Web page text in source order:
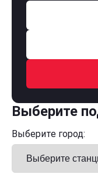
Выберите
Выберите город: